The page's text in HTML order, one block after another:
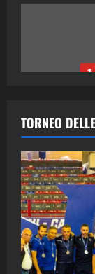
1
2
3
TORNEO